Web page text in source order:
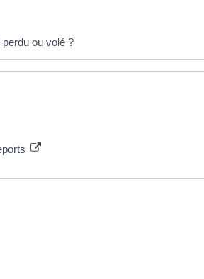
ou volé ?